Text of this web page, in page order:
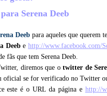
Serena Deeb
Deeb para aqueles que querem
Deebe http://www.facebook.com/
fãs que tem Serena Deeb.
diremos que otwitter de
oficial se for verificado no Twitter
este é o URL da página e http://